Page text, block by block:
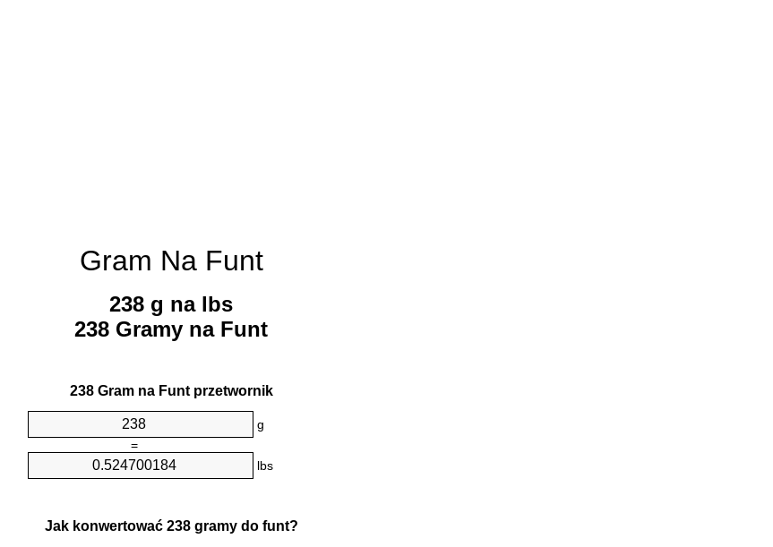
Gram Na Funt
238 g na lbs
238 Gramy na Funt
238 Gram na Funt przetwornik
g
=
lbs
Jak konwertować 238 gramy do funt?